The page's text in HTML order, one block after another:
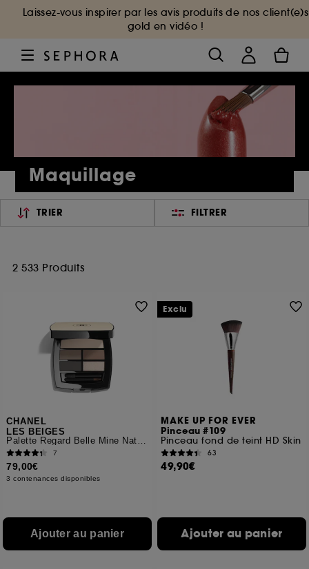
Laissez-vous inspirer par les avis produits de nos client(e)s
gold en vidéo !
Maquillage
TRIER FILTRER
2 533 Produits
CHANEL
LES BEIGES
Palette Regard Belle Mine Naturelle
7
79,00€
3 contenances disponibles
Ajouter au panier
MAKE UP FOR EVER
Pinceau #109
Pinceau fond de teint HD Skin
63
49,90€
Ajouter au panier
Exclu